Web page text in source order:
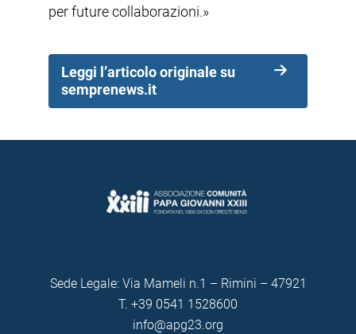
per future collaborazioni.»
Leggi l’articolo originale su
semprenews.it
Sede Legale: Via Mameli n.1 – Rimini – 47921
T. +39 0541 1528600
info@apg23.org